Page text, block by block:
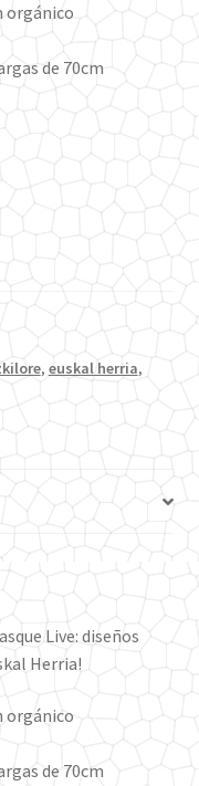
orgánico
de 70cm
, euskal herria,
Live: diseños
Herria!
orgánico
de 70cm